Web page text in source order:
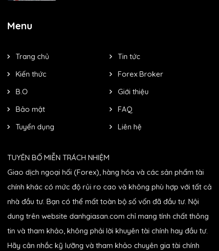
Menu
Trang chủ
Tin tức
Kiến thức
Forex Broker
B.O
Giới thiệu
Bảo mật
FAQ
Tuyển dụng
Liên hệ
TUYÊN BỐ MIỄN TRÁCH NHIỆM
Giao dịch ngoại hối (Forex), hàng hóa và các sản phẩm tài
chính khác có mức độ rủi ro cao và không phù hợp với tất cả
nhà đầu tư. Bạn có thể mất toàn bộ số vốn đã đầu tư. Nội
dung trên website danhgiasan.com chỉ mang tính chất thông
tin và tham khảo, không phải lời khuyên tài chính hay đầu tư.
Hãy cân nhắc kỹ lưỡng và tham khảo chuyên gia tài chính